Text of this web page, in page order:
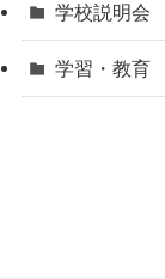
学校説明会
学習・教育